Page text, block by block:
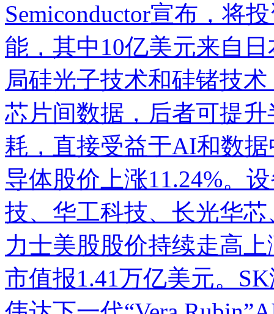
Semiconductor宣布，将
能，其中10亿美元来自
局硅光子技术和硅锗技
芯片间数据，后者可提
耗，直接受益于AI和数
导体股价上涨11.24%。
技、 华工科技、 长光华芯
力士美股股价持续走高
市值报1.41万亿美元。